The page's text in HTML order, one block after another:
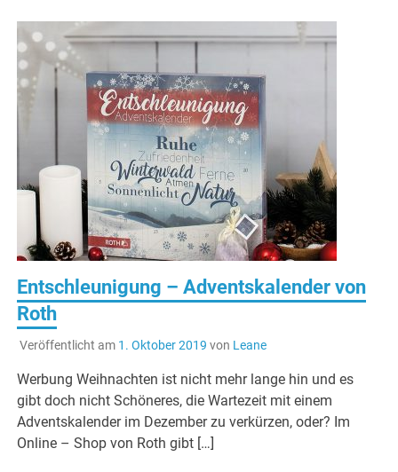
Entschleunigung – Adventskalender von
Roth
Veröffentlicht am 1. Oktober 2019 von Leane
Werbung Weihnachten ist nicht mehr lange hin und es
gibt doch nicht Schöneres, die Wartezeit mit einem
Adventskalender im Dezember zu verkürzen, oder? Im
Online – Shop von Roth gibt […]